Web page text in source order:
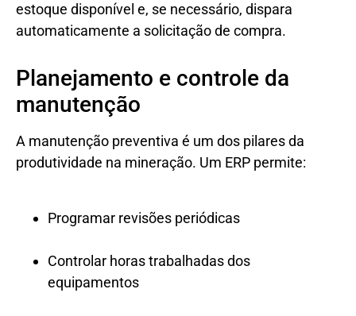
estoque disponível e, se necessário, dispara
automaticamente a solicitação de compra.
Planejamento e controle da
manutenção
A manutenção preventiva é um dos pilares da
produtividade na mineração. Um ERP permite:
Programar revisões periódicas
Controlar horas trabalhadas dos
equipamentos